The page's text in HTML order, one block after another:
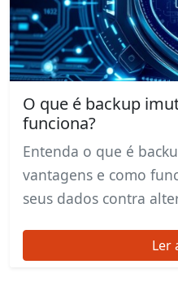
O que é backup
funciona?
Entenda o que é
vantagens e como
seus dados contra
Ler